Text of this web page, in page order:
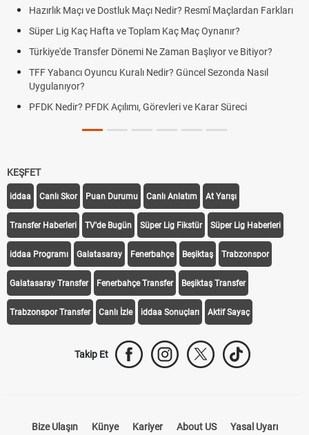
Hazırlık Maçı ve Dostluk Maçı Nedir? Resmî Maçlardan Farkları
Süper Lig Kaç Hafta ve Toplam Kaç Maç Oynanır?
Türkiye'de Transfer Dönemi Ne Zaman Başlıyor ve Bitiyor?
TFF Yabancı Oyuncu Kuralı Nedir? Güncel Sezonda Nasıl
Uygulanıyor?
PFDK Nedir? PFDK Açılımı, Görevleri ve Karar Süreci
KEŞFET
iddaa Canlı Skor Puan Durumu Canlı Anlatım At Yarışı
Transfer Haberleri TV'de Bugün Süper Lig Fikstür Süper Lig Haberleri
iddaa Programı Galatasaray Fenerbahçe Beşiktaş Trabzonspor
Galatasaray Transfer Fenerbahçe Transfer Beşiktaş Transfer
Trabzonspor Transfer Canlı İzle iddaa Sonuçları Aktif Sayaç
Takip Et
Bize Ulaşın Künye Kariyer About US Yasal Uyarı